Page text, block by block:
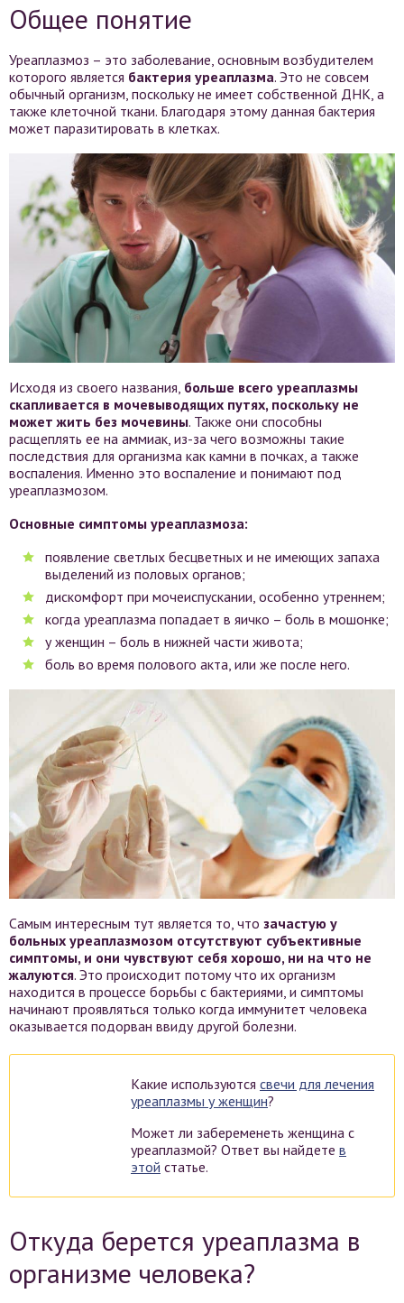
Общее понятие
Уреаплазмоз – это заболевание, основным возбудителем
которого является бактерия уреаплазма. Это не совсем
обычный организм, поскольку не имеет собственной ДНК, а
также клеточной ткани. Благодаря этому данная бактерия
может паразитировать в клетках.
Исходя из своего названия, больше всего уреаплазмы
скапливается в мочевыводящих путях, поскольку не
может жить без мочевины. Также они способны
расщеплять ее на аммиак, из-за чего возможны такие
последствия для организма как камни в почках, а также
воспаления. Именно это воспаление и понимают под
уреаплазмозом.
Основные симптомы уреаплазмоза:
появление светлых бесцветных и не имеющих запаха
выделений из половых органов;
дискомфорт при мочеиспускании, особенно утреннем;
когда уреаплазма попадает в яичко – боль в мошонке;
у женщин – боль в нижней части живота;
боль во время полового акта, или же после него.
Самым интересным тут является то, что зачастую у
больных уреаплазмозом отсутствуют субъективные
симптомы, и они чувствуют себя хорошо, ни на что не
жалуются. Это происходит потому что их организм
находится в процессе борьбы с бактериями, и симптомы
начинают проявляться только когда иммунитет человека
оказывается подорван ввиду другой болезни.
Какие используются свечи для лечения
уреаплазмы у женщин?
Может ли забеременеть женщина с
уреаплазмой? Ответ вы найдете в
этой статье.
Откуда берется уреаплазма в
организме человека?